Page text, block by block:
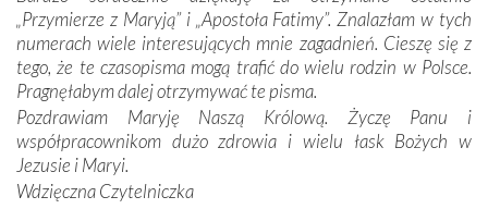
przychodziły na myśl, gdy słuchaliśmy opowieści
przewodników o portugalskich monarchach i wodzach,
zwycięskich bitwach i nieszczęśliwych losach grzesznych
kochanków.
Byli tym razem pośród Apostołów Fatimy reprezentanci
każdego spośród żyjących pokoleń. Najmłodszy uczestnik
liczył sobie 13 lat, zaś senior, pan Zdzisław – już 94.
„Przymierze z Maryją” i „Apostoła Fatimy”. Znalazłam w tych
numerach wiele interesujących mnie zagadnień. Cieszę się z
tego, że te czasopisma mogą trafić do wielu rodzin w Polsce.
Pragnęłabym dalej otrzymywać te pisma.
Pozdrawiam Maryję Naszą Królową. Życzę Panu i
współpracownikom dużo zdrowia i wielu łask Bożych w
Jezusie i Maryi.
Wdzięczna Czytelniczka